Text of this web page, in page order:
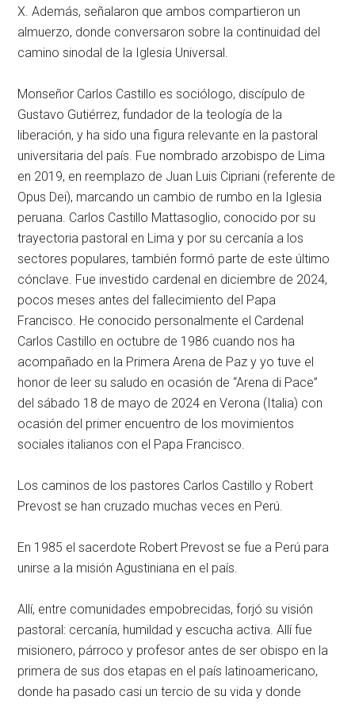
X. Además, señalaron que ambos compartieron un
almuerzo, donde conversaron sobre la continuidad del
camino sinodal de la Iglesia Universal.
Monseñor Carlos Castillo es sociólogo, discípulo de
Gustavo Gutiérrez, fundador de la teología de la
liberación, y ha sido una figura relevante en la pastoral
universitaria del país. Fue nombrado arzobispo de Lima
en 2019, en reemplazo de Juan Luis Cipriani (referente de
Opus Dei), marcando un cambio de rumbo en la Iglesia
peruana. Carlos Castillo Mattasoglio, conocido por su
trayectoria pastoral en Lima y por su cercanía a los
sectores populares, también formó parte de este último
cónclave. Fue investido cardenal en diciembre de 2024,
pocos meses antes del fallecimiento del Papa
Francisco. He conocido personalmente el Cardenal
Carlos Castillo en octubre de 1986 cuando nos ha
acompañado en la Primera Arena de Paz y yo tuve el
honor de leer su saludo en ocasión de “Arena di Pace”
del sábado 18 de mayo de 2024 en Verona (Italia) con
ocasión del primer encuentro de los movimientos
sociales italianos con el Papa Francisco.
Los caminos de los pastores Carlos Castillo y Robert
Prevost se han cruzado muchas veces en Perú.
En 1985 el sacerdote Robert Prevost se fue a Perú para
unirse a la misión Agustiniana en el país.
Allí, entre comunidades empobrecidas, forjó su visión
pastoral: cercanía, humildad y escucha activa. Allí fue
misionero, párroco y profesor antes de ser obispo en la
primera de sus dos etapas en el país latinoamericano,
donde ha pasado casi un tercio de su vida y donde